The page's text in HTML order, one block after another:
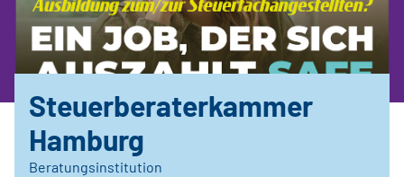
Steuerberaterkammer
Hamburg
Beratungsinstitution